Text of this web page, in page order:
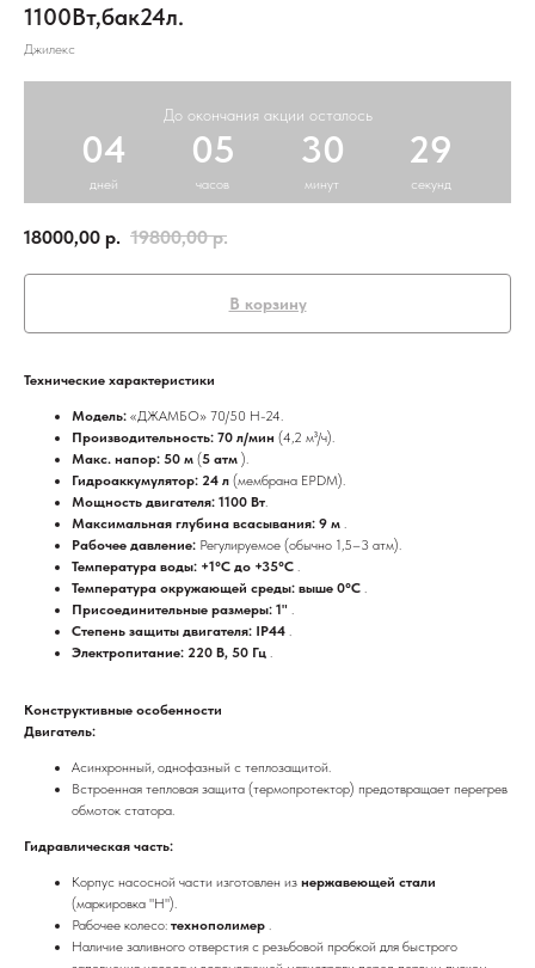
1100Вт,бак24л.
Джилекс
До окончания акции осталось
04
дней
05
часов
30
минут
28
секунд
18000,00 р. 19800,00 р.
В корзину
Технические характеристики
Модель: «ДЖАМБО» 70/50 Н-24.
Производительность: 70 л/мин (4,2 м³/ч).
Макс. напор: 50 м (5 атм ).
Гидроаккумулятор: 24 л (мембрана EPDM).
Мощность двигателя: 1100 Вт.
Максимальная глубина всасывания: 9 м .
Рабочее давление: Регулируемое (обычно 1,5–3 атм).
Температура воды: +1°C до +35°C .
Температура окружающей среды: выше 0°C .
Присоединительные размеры: 1" .
Степень защиты двигателя: IP44 .
Электропитание: 220 В, 50 Гц .
Конструктивные особенности
Двигатель:
Асинхронный, однофазный с теплозащитой.
Встроенная тепловая защита (термопротектор) предотвращает перегрев
обмоток статора.
Гидравлическая часть:
Корпус насосной части изготовлен из нержавеющей стали
(маркировка "Н").
Рабочее колесо: технополимер .
Наличие заливного отверстия с резьбовой пробкой для быстрого